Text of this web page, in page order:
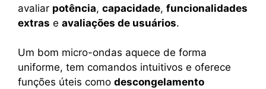
avaliar potência, capacidade, funcionalidades
extras e avaliações de usuários.
Um bom micro-ondas aquece de forma
uniforme, tem comandos intuitivos e oferece
funções úteis como descongelamento